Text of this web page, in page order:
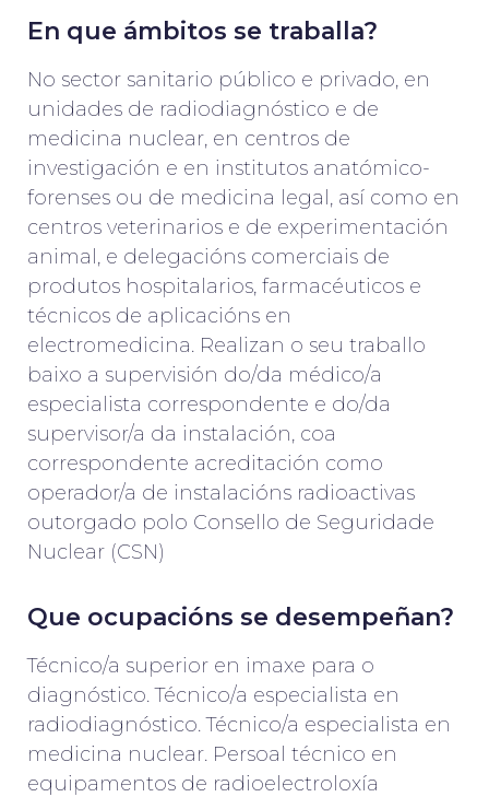
En que ámbitos se traballa?
No sector sanitario público e privado, en
unidades de radiodiagnóstico e de
medicina nuclear, en centros de
investigación e en institutos anatómico-
forenses ou de medicina legal, así como en
centros veterinarios e de experimentación
animal, e delegacións comerciais de
produtos hospitalarios, farmacéuticos e
técnicos de aplicacións en
electromedicina. Realizan o seu traballo
baixo a supervisión do/da médico/a
especialista correspondente e do/da
supervisor/a da instalación, coa
correspondente acreditación como
operador/a de instalacións radioactivas
outorgado polo Consello de Seguridade
Nuclear (CSN)
Que ocupacións se desempeñan?
Técnico/a superior en imaxe para o
diagnóstico. Técnico/a especialista en
radiodiagnóstico. Técnico/a especialista en
medicina nuclear. Persoal técnico en
equipamentos de radioelectroloxía